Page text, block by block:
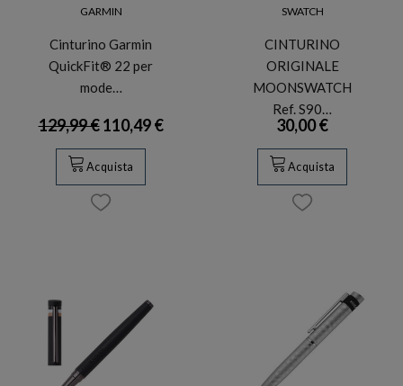
GARMIN
Cinturino Garmin
QuickFit® 22 per
mode…
129,99 €110,49 €
Acquista
SWATCH
CINTURINO
ORIGINALE
MOONSWATCH
Ref. S90…
30,00 €
Acquista